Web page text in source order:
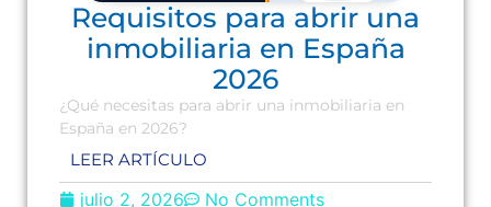
Requisitos para abrir una
inmobiliaria en España
2026
¿Qué necesitas para abrir una inmobiliaria en
España en 2026?
LEER ARTÍCULO
julio 2, 2026 No Comments